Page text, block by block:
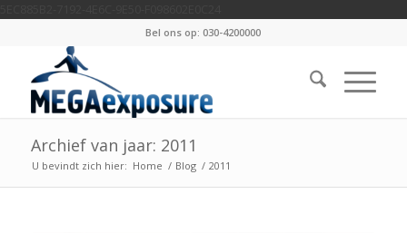
Bel ons op: 030-4200000
Archief van jaar: 2011
U bevindt zich hier: Home / Blog / 2011